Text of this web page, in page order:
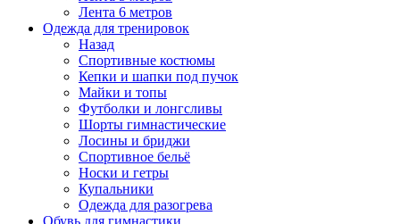
Лента 6 метров
Одежда для тренировок
Назад
Спортивные костюмы
Кепки и шапки под пучок
Майки и топы
Футболки и лонгсливы
Шорты гимнастические
Лосины и бриджи
Спортивное бельё
Носки и гетры
Купальники
Одежда для разогрева
Обувь для гимнастики